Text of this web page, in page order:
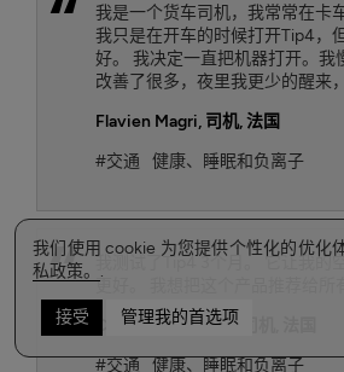
我们使用 cookie 为您提供个性化的优化
私政策。 .
接受 管理我的首选项
我是一个货车司机，我常常在卡
我只是在开车的时候打开Tip4，
好。 我决定一直把机器打开。我
改善了很多，夜里我更少的醒来
Flavien Magri, 司机, 法国
#交通
健康、睡眠和负离子
我测试了Tip4 3个月。 它让我的
更好。 我想把这个产品推荐给所
Christian Courbet, 司机, 法国
#交通
健康、睡眠和负离子